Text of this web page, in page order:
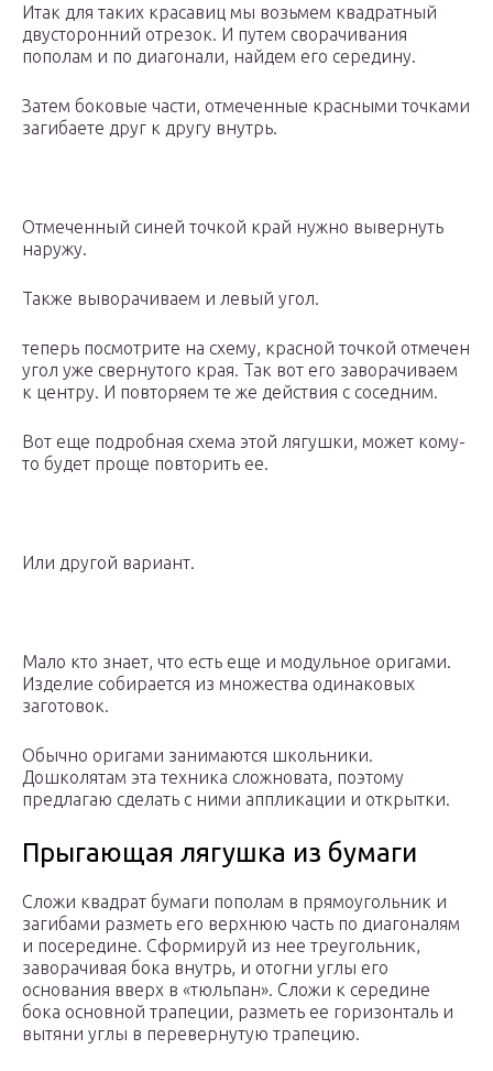
Итак для таких красавиц мы возьмем квадратный
двусторонний отрезок. И путем сворачивания
пополам и по диагонали, найдем его середину.
Затем боковые части, отмеченные красными точками
загибаете друг к другу внутрь.
Отмеченный синей точкой край нужно вывернуть
наружу.
Также выворачиваем и левый угол.
теперь посмотрите на схему, красной точкой отмечен
угол уже свернутого края. Так вот его заворачиваем
к центру. И повторяем те же действия с соседним.
Вот еще подробная схема этой лягушки, может кому-
то будет проще повторить ее.
Или другой вариант.
Мало кто знает, что есть еще и модульное оригами.
Изделие собирается из множества одинаковых
заготовок.
Обычно оригами занимаются школьники.
Дошколятам эта техника сложновата, поэтому
предлагаю сделать с ними аппликации и открытки.
Прыгающая лягушка из бумаги
Сложи квадрат бумаги пополам в прямоугольник и
загибами разметь его верхнюю часть по диагоналям
и посередине. Сформируй из нее треугольник,
заворачивая бока внутрь, и отогни углы его
основания вверх в «тюльпан». Сложи к середине
бока основной трапеции, разметь ее горизонталь и
вытяни углы в перевернутую трапецию.